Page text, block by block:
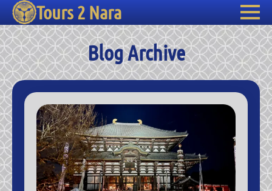
Tours 2 Nara
Blog Archive